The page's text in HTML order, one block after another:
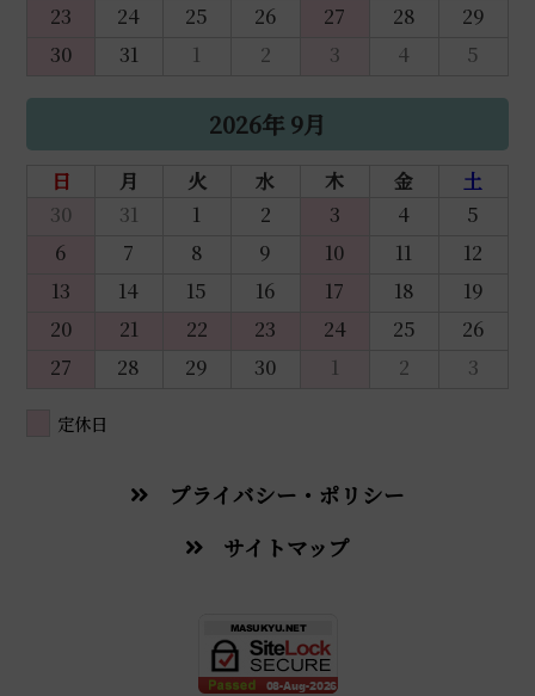
23
24 25 26 27 28
29
30
31 1 2 3 4 5
2026年 9月
日 月 火 水 木 金
土
30
31 1 2 3 4
5
6
7 8 9 10 11
12
13
14 15 16 17 18
19
20
21 22 23 24 25
26
27
28 29 30 1 2 3
定休日
プライバシー・ポリシー
サイトマップ